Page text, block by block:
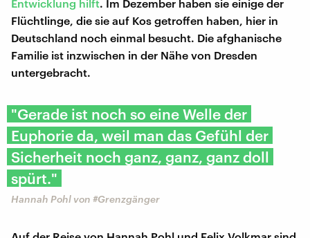
Entwicklung hilft. Im Dezember haben sie einige der
Flüchtlinge, die sie auf Kos getroffen haben, hier in
Deutschland noch einmal besucht. Die afghanische
Familie ist inzwischen in der Nähe von Dresden
untergebracht.
"Gerade ist noch so eine Welle der
Euphorie da, weil man das Gefühl der
Sicherheit noch ganz, ganz, ganz doll
spürt."
Hannah Pohl von #Grenzgänger